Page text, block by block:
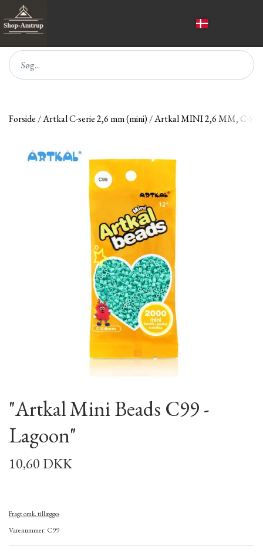
Forside Artkal C-serie 2,6 mm (mini) Artkal MINI 2,6 MM, C-
"Artkal Mini Beads C99 -
Lagoon"
10,60 DKK
Fragt omk. tillægges
Varenummer: C99